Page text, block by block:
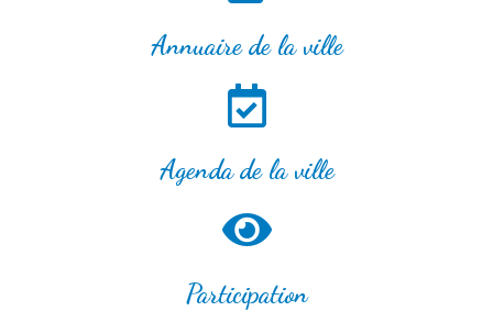
Annuaire de la ville
Agenda de la ville
Participation